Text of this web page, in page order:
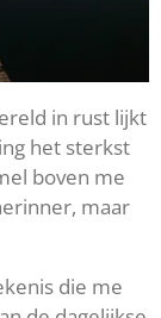
in rust lijkt
het sterkst
boven me
maar
die me